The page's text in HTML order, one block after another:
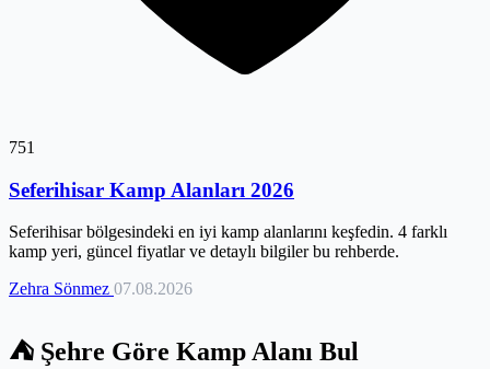
751
Seferihisar Kamp Alanları 2026
Seferihisar bölgesindeki en iyi kamp alanlarını keşfedin. 4 farklı
kamp yeri, güncel fiyatlar ve detaylı bilgiler bu rehberde.
Zehra Sönmez 07.08.2026
⛺ Şehre Göre Kamp Alanı Bul